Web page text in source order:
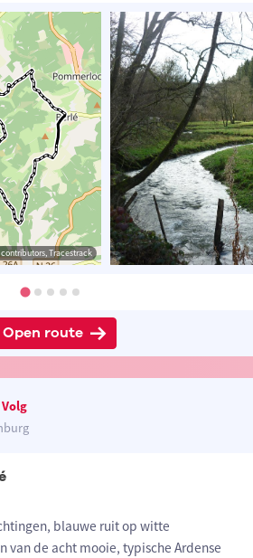
Tracestrack
Open route
Volg
blauwe ruit op witte
van de acht mooie, typische Ardense